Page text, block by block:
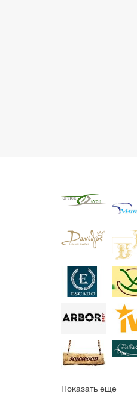
Показать еще